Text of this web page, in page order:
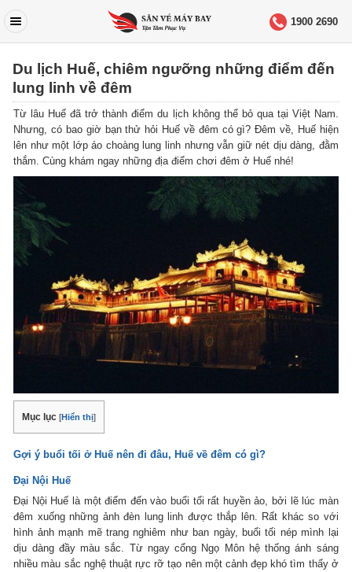
1900 2690
Du lịch Huế, chiêm ngưỡng những điểm đến
lung linh về đêm
Từ lâu Huế đã trở thành điểm du lịch không thể bỏ qua tại Việt Nam.
Nhưng, có bao giờ bạn thử hỏi Huế về đêm có gì? Đêm về, Huế hiện
lên như một lớp áo choàng lung linh nhưng vẫn giữ nét dịu dàng, đằm
thắm. Cùng khám ngay những địa điểm chơi đêm ở Huế nhé!
Mục lục [Hiển thị]
Gợi ý buổi tối ở Huế nên đi đâu, Huế về đêm có gì?
Đại Nội Huế
Đại Nội Huế là một điểm đến vào buổi tối rất huyền ảo, bởi lẽ lúc màn
đêm xuống những ảnh đèn lung linh được thắp lên. Rất khác so với
hình ảnh mạnh mẽ trang nghiêm như ban ngày, buổi tối nép mình lại
dịu dàng đầy màu sắc. Từ ngay cổng Ngọ Môn hệ thống ánh sáng
nhiều màu sắc nghệ thuật rực rỡ tạo nên một cảnh đẹp khó tìm thấy ở